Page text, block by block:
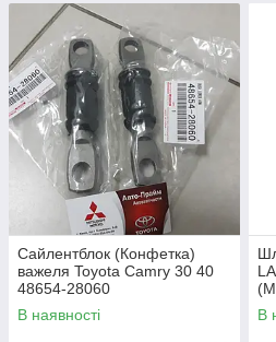
Сайлентблок (Конфетка)
важеля Toyota Camry 30 40
48654-28060
В наявності
В